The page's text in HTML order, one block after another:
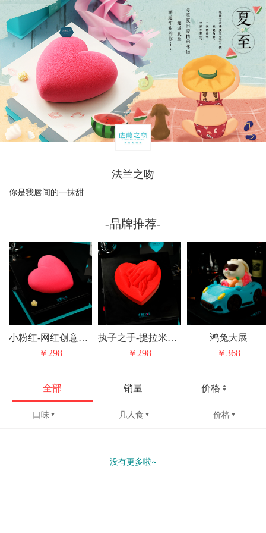
法兰之吻
你是我唇间的一抹甜
-品牌推荐-
小粉红-网红创意巧克力草莓心形生日蛋糕
￥298
执子之手-提拉米苏情人节纪念日生日蛋糕
￥298
鸿兔大展
￥368
全部 销量 价格
口味 几人食 价格
没有更多啦~